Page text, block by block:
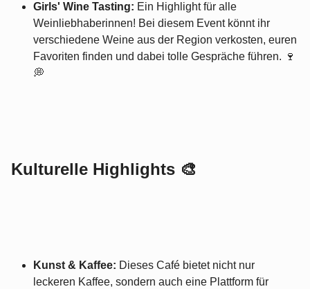
Girls' Wine Tasting: Ein Highlight für alle
Weinliebhaberinnen! Bei diesem Event könnt ihr
verschiedene Weine aus der Region verkosten, euren
Favoriten finden und dabei tolle Gespräche führen. 🍷
💭
Kulturelle Highlights 🎨
Kunst & Kaffee: Dieses Café bietet nicht nur
leckeren Kaffee, sondern auch eine Plattform für